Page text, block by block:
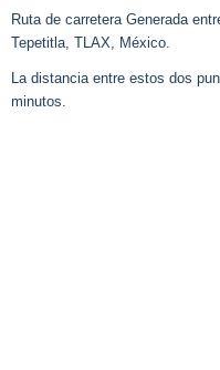
Ruta de carretera Generada
Tepetitla, TLAX, México.
La distancia entre estos dos
minutos.